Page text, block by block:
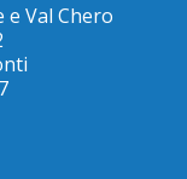
e Val Chero